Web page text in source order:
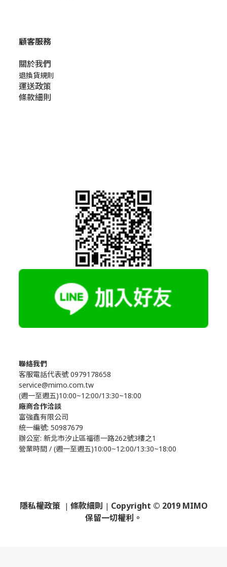
顧客服務
關於我們​
退換貨規則
運送政策
條款細則
聯絡我們
客服電話代表號 0979178658
service@mimo.com.tw
(週一至週五)10:00~12:00/13:30~18:00
廠商合作洽談
富強鑫有限公司
統一編號: 50987679
辦公室: 新北市汐止區福德一路262號3樓之1
營業時間 / (週一至週五)10:00~12:00/13:30~18:00
隱私權政策 | 條款細則 | Copyright © 2019 MIMO
保留一切權利。